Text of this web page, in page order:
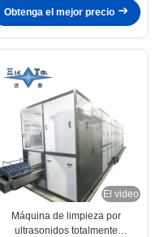
ultrasonidos
Obtenga el mejor precio
El video
Máquina de limpieza por
ultrasonidos totalmente